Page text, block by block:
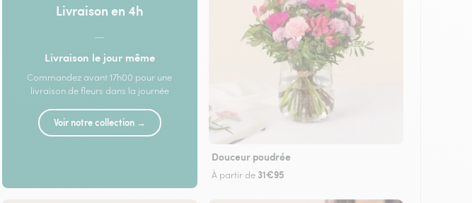
Livraison en 4h
—
Livraison le jour même
Commandez avant 17h00 pour une
livraison de fleurs dans la journée
Voir notre collection →
Douceur poudrée
À partir de 31€95